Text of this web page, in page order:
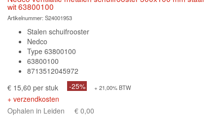
wit 63800100
Artikelnummer: S24001953
Stalen schuifrooster
Nedco
Type 63800100
63800100
8713512045972
€ 15,60 per stuk
-25% + 21,00% BTW
+ verzendkosten
Ophalen in Leiden
€ 0,00